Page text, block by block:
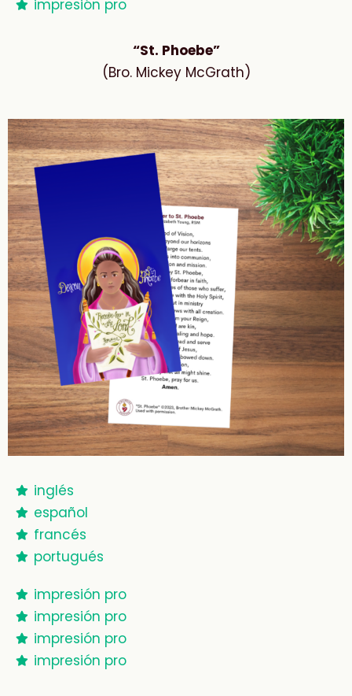
impresión pro
“St. Phoebe”
(Bro. Mickey McGrath)
inglés
español
francés
portugués
impresión pro
impresión pro
impresión pro
impresión pro